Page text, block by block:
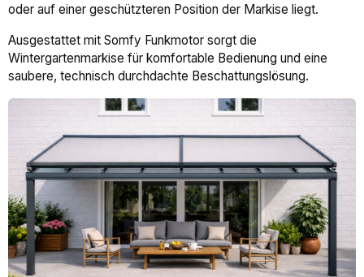
oder auf einer geschützteren Position der Markise liegt.
Ausgestattet mit Somfy Funkmotor sorgt die
Wintergartenmarkise für komfortable Bedienung und eine
saubere, technisch durchdachte Beschattungslösung.